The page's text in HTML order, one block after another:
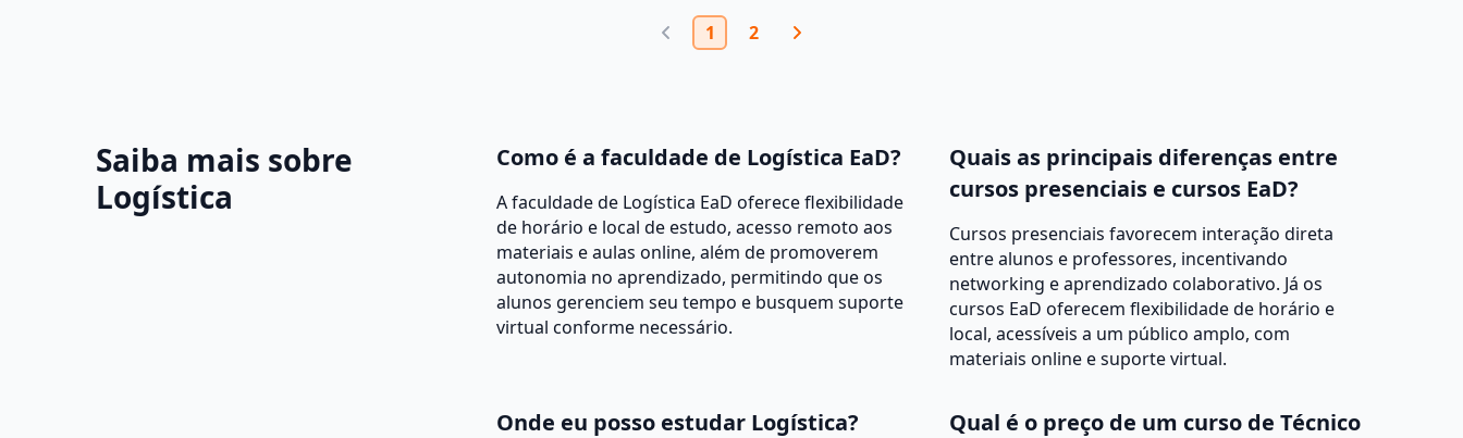
1 2
Saiba mais sobre
Logística
Como é a faculdade de Logística EaD?
A faculdade de Logística EaD oferece flexibilidade
de horário e local de estudo, acesso remoto aos
materiais e aulas online, além de promoverem
autonomia no aprendizado, permitindo que os
alunos gerenciem seu tempo e busquem suporte
virtual conforme necessário.
Quais as principais diferenças entre
cursos presenciais e cursos EaD?
Cursos presenciais favorecem interação direta
entre alunos e professores, incentivando
networking e aprendizado colaborativo. Já os
cursos EaD oferecem flexibilidade de horário e
local, acessíveis a um público amplo, com
materiais online e suporte virtual.
Onde eu posso estudar Logística?
Qual é o preço de um curso de Técnico